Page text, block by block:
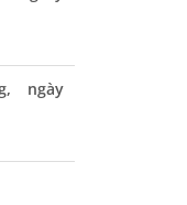
ngày
cao cải